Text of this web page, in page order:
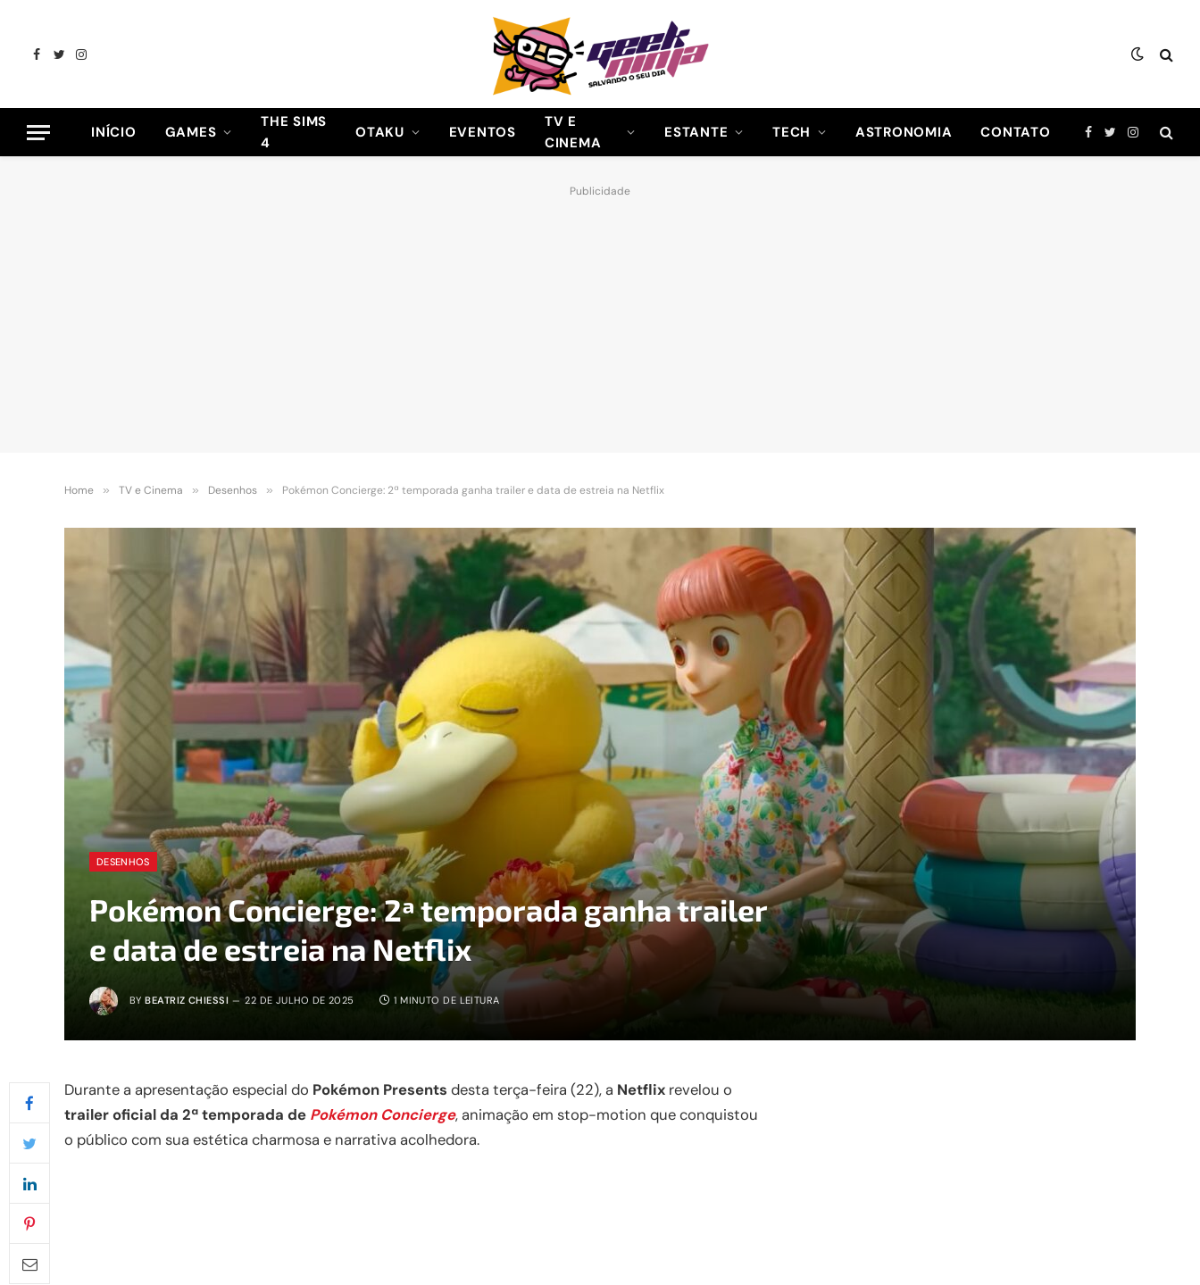
Facebook
TwitterInstagram
INÍCIO GAMES
THE SIMS
4
OTAKU EVENTOS
TV E
CINEMA
ESTANTE TECH ASTRONOMIA CONTATO Facebook
TwitterInstagram
Publicidade
Home » TV e Cinema » Desenhos » Pokémon Concierge: 2ª temporada ganha trailer e data de estreia na Netflix
DESENHOS
Pokémon Concierge: 2ª temporada ganha trailer
e data de estreia na Netflix
BY BEATRIZ CHIESSI 22 DE JULHO DE 2025 1 MINUTO DE LEITURA
Durante a apresentação especial do Pokémon Presents desta terça-feira (22), a Netflix revelou o
trailer oficial da 2ª temporada de Pokémon Concierge, animação em stop-motion que conquistou
o público com sua estética charmosa e narrativa acolhedora.